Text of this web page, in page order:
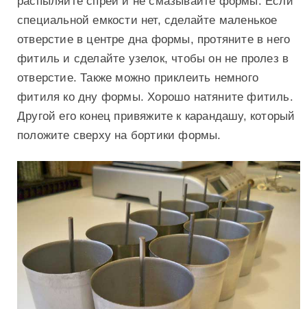
специальной емкости нет, сделайте маленькое
отверстие в центре дна формы, протяните в него
фитиль и сделайте узелок, чтобы он не пролез в
отверстие. Также можно приклеить немного
фитиля ко дну формы. Хорошо натяните фитиль.
Другой его конец привяжите к карандашу, который
положите сверху на бортики формы.